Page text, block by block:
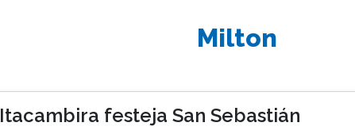
Milton
Itacambira festeja San Sebastián